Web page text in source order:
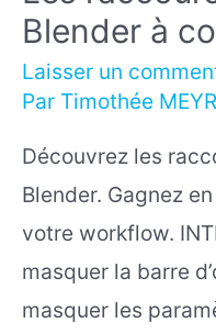
Blender à
Laisser un
Par Timothée
Découvrez les
Blender. Gagnez
votre workflow.
masquer la barre
masquer les